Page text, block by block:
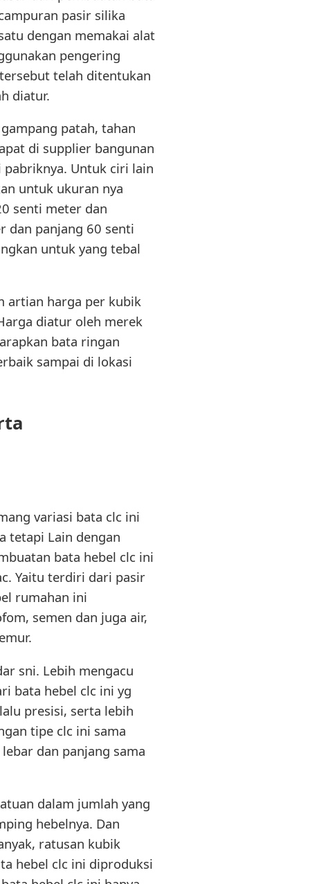
pasir silika
dengan memakai alat
pengering
telah ditentukan
diatur.
patah, tahan
di supplier bangunan
Untuk ciri lain
untuk ukuran nya
senti meter dan
dan panjang 60 senti
untuk yang tebal
artian harga per kubik
diatur oleh merek
bata ringan
sampai di lokasi
variasi bata clc ini
tetapi Lain dengan
bata hebel clc ini
Yaitu terdiri dari pasir
rumahan ini
semen dan juga air,
sni. Lebih mengacu
bata hebel clc ini yg
presisi, serta lebih
tipe clc ini sama
dan panjang sama
dalam jumlah yang
hebelnya. Dan
ratusan kubik
hebel clc ini diproduksi